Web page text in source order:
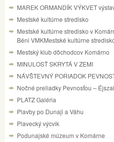
MAREK ORMANDÍK VÝKVET
Mestské kultúrne stredisko
Mestské kultúrne stredisko v
Béni VMKMestské kultúrne
Mestský klub dôchodcov Komárno
MINULOSŤ SKRYTÁ V ZEMI
NÁVŠTEVNÝ PORIADOK
Nočné preliadky Pevnosťou –
PLATZ Galéria
Plavby po Dunaji a Váhu
Plavecký výcvik
Podunajské múzeum v Komárne